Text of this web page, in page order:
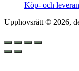
Köp- och
Upphovsrätt © 2026,